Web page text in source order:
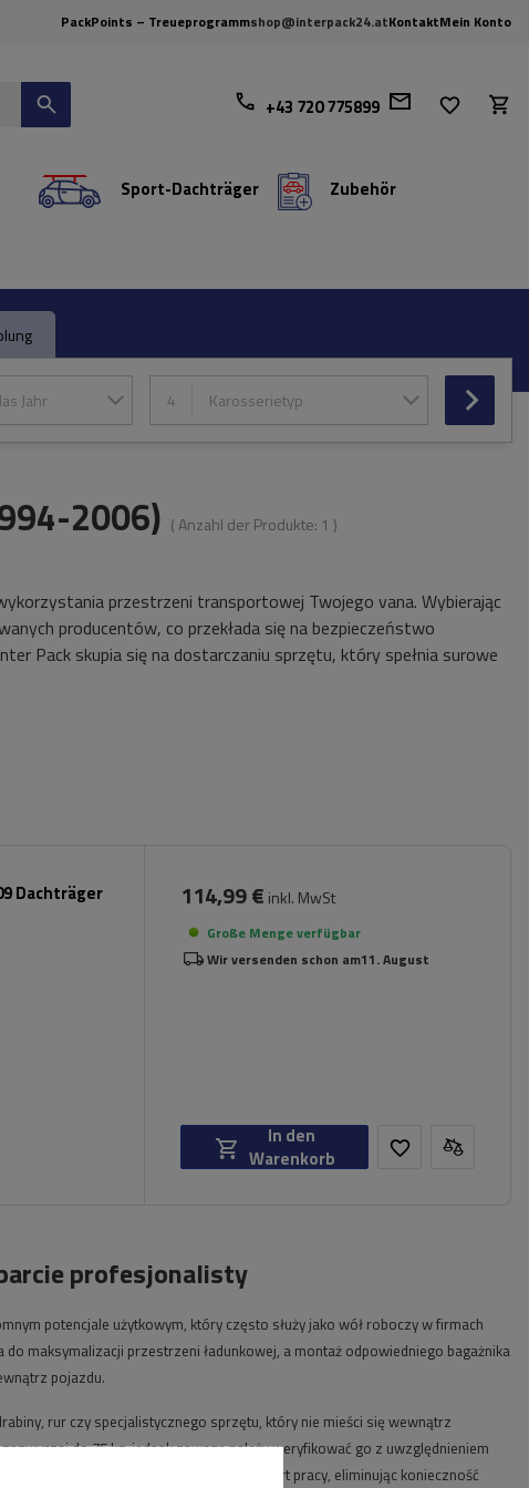
PackPoints – Treueprogrammshop@interpack24.atKontaktMein Konto
+43 720 775899
Sport-Dachträger Zubehör
Jahr 4 Karosserietyp
2006) ( Anzahl der Produkte: 1 )
przestrzeni transportowej Twojego vana. Wybierając
producentów, co przekłada się na bezpieczeństwo
Pack skupia się na dostarczaniu sprzętu, który spełnia surowe
Dachträger 114,99 € inkl. MwSt
Große Menge verfügbar
Wir versenden schon am11. August
In den
Warenkorb
profesjonalisty
potencjale użytkowym, który często służy jako wół roboczy w firmach
maksymalizacji przestrzeni ładunkowej, a montaż odpowiedniego bagażnika
pojazdu.
rur czy specjalistycznego sprzętu, który nie mieści się wewnątrz
do 75 kg, jednak zawsze należy weryfikować go z uwzględnieniem
bazowych znacząco podnosi komfort pracy, eliminując konieczność